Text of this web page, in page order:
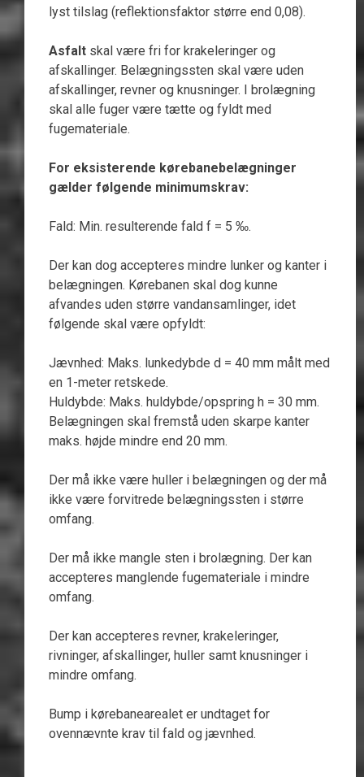
lyst tilslag (reflektionsfaktor større end 0,08).
Asfalt skal være fri for krakeleringer og
afskallinger. Belægningssten skal være uden
afskallinger, revner og knusninger. I brolægning
skal alle fuger være tætte og fyldt med
fugemateriale.
For eksisterende kørebanebelægninger
gælder følgende minimumskrav:
Fald: Min. resulterende fald f = 5 ‰.
Der kan dog accepteres mindre lunker og kanter i
belægningen. Kørebanen skal dog kunne
afvandes uden større vandansamlinger, idet
følgende skal være opfyldt:
Jævnhed: Maks. lunkedybde d = 40 mm målt med
en 1-meter retskede.
Huldybde: Maks. huldybde/opspring h = 30 mm.
Belægningen skal fremstå uden skarpe kanter
maks. højde mindre end 20 mm.
Der må ikke være huller i belægningen og der må
ikke være forvitrede belægningssten i større
omfang.
Der må ikke mangle sten i brolægning. Der kan
accepteres manglende fugemateriale i mindre
omfang.
Der kan accepteres revner, krakeleringer,
rivninger, afskallinger, huller samt knusninger i
mindre omfang.
Bump i kørebanearealet er undtaget for
ovennævnte krav til fald og jævnhed.